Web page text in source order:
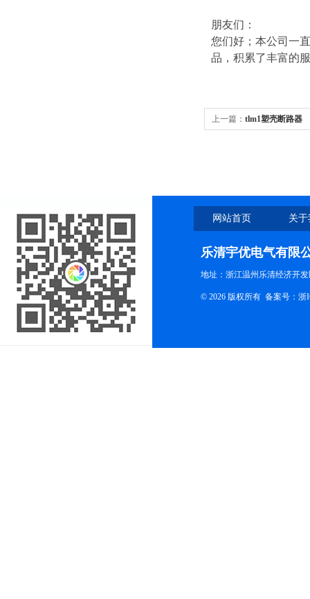
朋友们：
您们好；本公司一
品，积累了丰富的
上一篇： tlm1塑壳断路器
网站首页 关
乐清宇优电气有限
地址：浙江温州乐清经济开
© 2026 版权所有 备案号：浙